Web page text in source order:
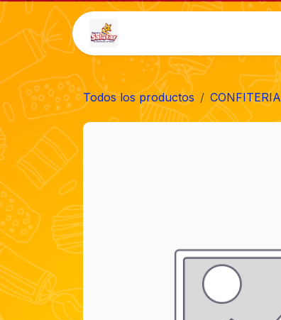
Ir al contenido
Todos los productos CONFITERIA